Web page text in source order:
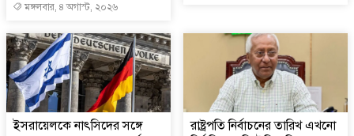
মঙ্গলবার, ৪ অগাস্ট, ২০২৬
ইসরায়েলকে নাৎসিদের সঙ্গে
রাষ্ট্রপতি নির্বাচনের তারিখ এখনো